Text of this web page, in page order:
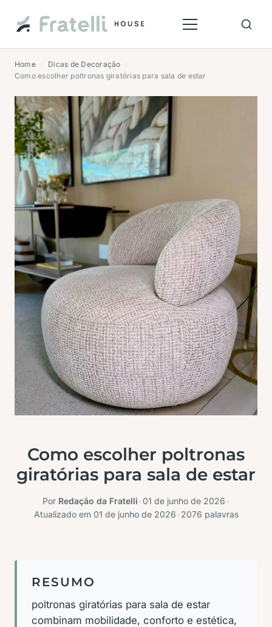
Home Dicas de Decoração
Como escolher poltronas giratórias para sala de estar
Como escolher poltronas
giratórias para sala de estar
Por Redação da Fratelli 01 de junho de 2026
Atualizado em 01 de junho de 2026 2076 palavras
RESUMO
poltronas giratórias para sala de estar
combinam mobilidade, conforto e estética,